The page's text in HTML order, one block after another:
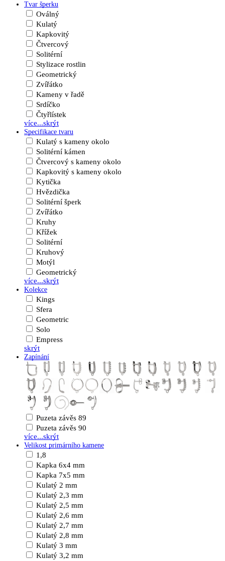
Tvar šperku
Oválný
Kulatý
Kapkovitý
Čtvercový
Solitérní
Stylizace rostlin
Geometrický
Zvířátko
Kameny v řadě
Srdíčko
Čtyřlístek
více...skrýt
Specifikace tvaru
Kulatý s kameny okolo
Solitérní kámen
Čtvercový s kameny okolo
Kapkovitý s kameny okolo
Kytička
Hvězdička
Solitérní šperk
Zvířátko
Kruhy
Křížek
Solitérní
Kruhový
Motýl
Geometrický
více...skrýt
Kolekce
Kings
Sfera
Geometric
Solo
Empress
skrýt
Zapínání
Puzeta závěs 89
Puzeta závěs 90
více...skrýt
Velikost primárního kamene
1,8
Kapka 6x4 mm
Kapka 7x5 mm
Kulatý 2 mm
Kulatý 2,3 mm
Kulatý 2,5 mm
Kulatý 2,6 mm
Kulatý 2,7 mm
Kulatý 2,8 mm
Kulatý 3 mm
Kulatý 3,2 mm